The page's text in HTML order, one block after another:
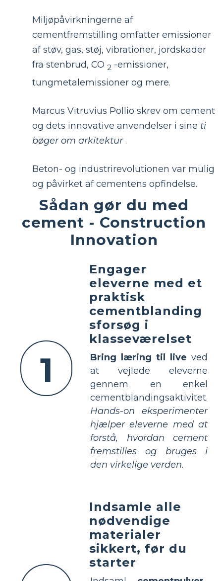
Miljøpåvirkningerne af
cementfremstilling omfatter emissioner
af støv, gas, støj, vibrationer, jordskader
fra stenbrud, CO 2 -emissioner,
tungmetalemissioner og mere.
Marcus Vitruvius Pollio skrev om cement
og dets innovative anvendelser i sine ti
bøger om arkitektur.
Beton- og industrirevolutionen var mulig
og påvirket af cementens opfindelse.
Sådan gør du med
cement - Construction
Innovation
1
Engager
eleverne med et
praktisk
cementblanding
sforsøg i
klasseværelset
Bring læring til live ved
at vejlede eleverne
gennem en enkel
cementblandingsaktivitet.
Hands-on eksperimenter
hjælper eleverne med at
forstå, hvordan cement
fremstilles og bruges i
den virkelige verden.
Indsamle alle
nødvendige
materialer
sikkert, før du
starter